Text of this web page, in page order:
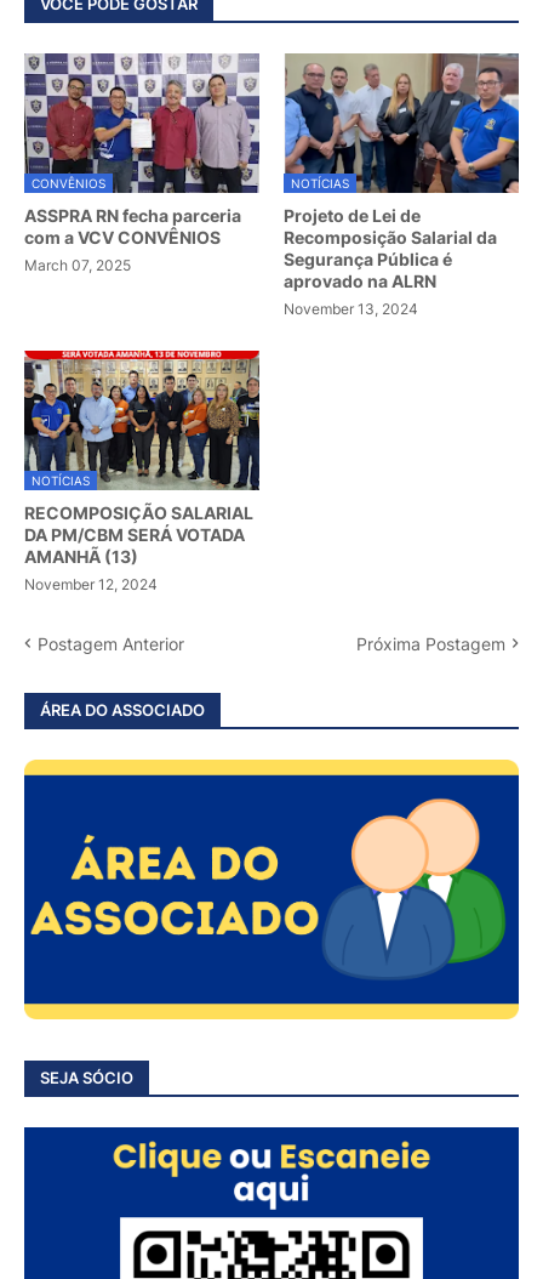
CONVÊNIOS
ASSPRA RN fecha parceria
com a VCV CONVÊNIOS
March 07, 2025
NOTÍCIAS
Projeto de Lei de
Recomposição Salarial da
Segurança Pública é
aprovado na ALRN
November 13, 2024
NOTÍCIAS
RECOMPOSIÇÃO SALARIAL
DA PM/CBM SERÁ VOTADA
AMANHÃ (13)
November 12, 2024
Postagem Anterior Próxima Postagem
ÁREA DO ASSOCIADO
SEJA SÓCIO